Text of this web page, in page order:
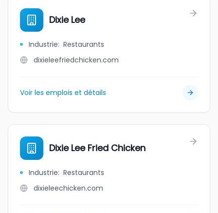
Dixie Lee
Industrie: Restaurants
dixieleefriedchicken.com
Voir les emplois et détails
Dixie Lee Fried Chicken
Industrie: Restaurants
dixieleechicken.com